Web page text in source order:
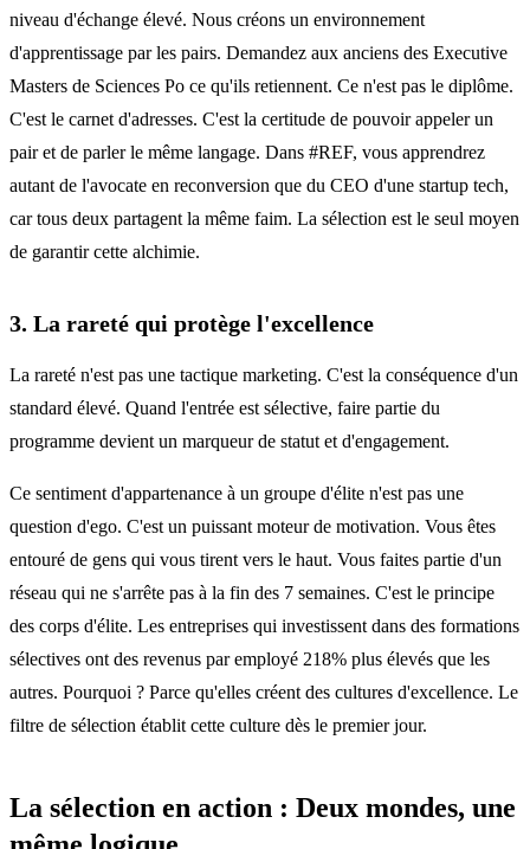
niveau d'échange élevé. Nous créons un environnement
d'apprentissage par les pairs. Demandez aux anciens des Executive
Masters de Sciences Po ce qu'ils retiennent. Ce n'est pas le diplôme.
C'est le carnet d'adresses. C'est la certitude de pouvoir appeler un
pair et de parler le même langage. Dans #REF, vous apprendrez
autant de l'avocate en reconversion que du CEO d'une startup tech,
car tous deux partagent la même faim. La sélection est le seul moyen
de garantir cette alchimie.
3. La rareté qui protège l'excellence
La rareté n'est pas une tactique marketing. C'est la conséquence d'un
standard élevé. Quand l'entrée est sélective, faire partie du
programme devient un marqueur de statut et d'engagement.
Ce sentiment d'appartenance à un groupe d'élite n'est pas une
question d'ego. C'est un puissant moteur de motivation. Vous êtes
entouré de gens qui vous tirent vers le haut. Vous faites partie d'un
réseau qui ne s'arrête pas à la fin des 7 semaines. C'est le principe
des corps d'élite. Les entreprises qui investissent dans des formations
sélectives ont des revenus par employé 218% plus élevés que les
autres. Pourquoi ? Parce qu'elles créent des cultures d'excellence. Le
filtre de sélection établit cette culture dès le premier jour.
La sélection en action : Deux mondes, une